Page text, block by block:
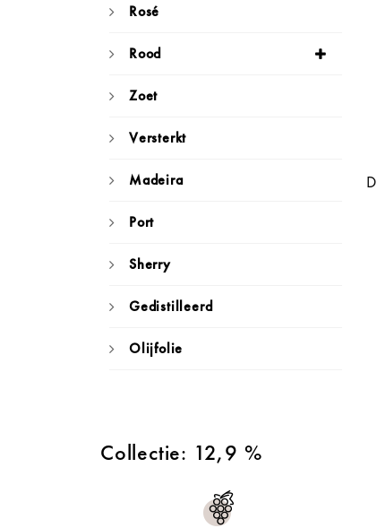
Rosé
Rood
Zoet
Versterkt
Madeira
Port
Sherry
Gedistilleerd
Olijfolie
Collectie: 12,9 %